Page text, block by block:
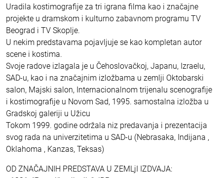
Uradila kostimografije za tri igrana filma kao i značajne
projekte u dramskom i kulturno zabavnom programu TV
Beograd i TV Skoplje.
U nekim predstavama pojavljuje se kao kompletan autor
scene i kostima.
Svoje radove izlagala je u Čehoslovačkoj, Japanu, Izraelu,
SAD-u, kao i na značajnim izložbama u zemlji Oktobarski
salon, Majski salon, Internacionalnom trijenalu scenografije
i kostimografije u Novom Sad, 1995. samostalna izložba u
Gradskoj galeriji u Užicu
Tokom 1999. godine održala niz predavanja i prezentacija
svog rada na univerzitetima u SAD-u (Nebrasaka, Indijana ,
Oklahoma , Kanzas, Teksas)
OD ZNAČAJNIH PREDSTAVA U ZEMLjI IZDVAJA: